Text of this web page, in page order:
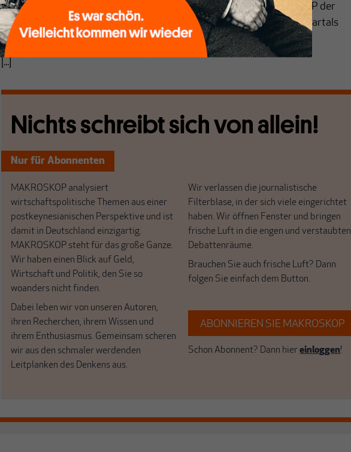
von den Investitionen und den Exporten. Dennoch befindet sich das BIP der
deutschen Volkswirtschaft immer noch unterhalb der Marke des 4. Quartals
2019.
[...]
Nichts schreibt sich von allein!
Nur für Abonnenten
MAKROSKOP analysiert
wirtschaftspolitische Themen aus einer
postkeynesianischen Perspektive und ist
damit in Deutschland einzigartig.
MAKROSKOP steht für das große Ganze.
Wir haben einen Blick auf Geld,
Wirtschaft und Politik, den Sie so
woanders nicht finden.
Dabei leben wir von unseren Autoren,
ihren Recherchen, ihrem Wissen und
ihrem Enthusiasmus. Gemeinsam scheren
wir aus den schmaler werdenden
Leitplanken des Denkens aus.
Wir verlassen die journalistische
Filterblase, in der sich viele eingerichtet
haben. Wir öffnen Fenster und bringen
frische Luft in die engen und verstaubten
Debattenräume.
Brauchen Sie auch frische Luft? Dann
folgen Sie einfach dem Button.
ABONNIEREN SIE MAKROSKOP
Schon Abonnent? Dann hier einloggen!